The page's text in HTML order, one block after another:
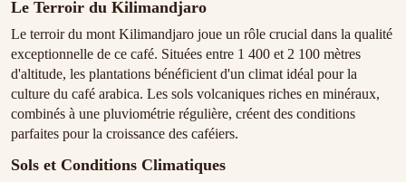
Le Terroir du Kilimandjaro
Le terroir du mont Kilimandjaro joue un rôle crucial dans la qualité
exceptionnelle de ce café. Situées entre 1 400 et 2 100 mètres
d'altitude, les plantations bénéficient d'un climat idéal pour la
culture du café arabica. Les sols volcaniques riches en minéraux,
combinés à une pluviométrie régulière, créent des conditions
parfaites pour la croissance des caféiers.
Sols et Conditions Climatiques